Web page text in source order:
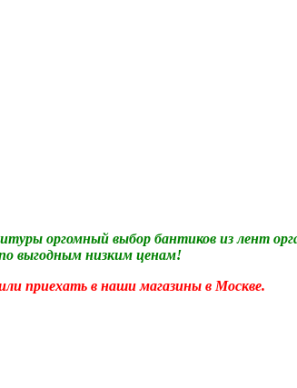
оргомный выбор бантиков из лент
выгодным низким ценам!
приехать в наши магазины в Москве.